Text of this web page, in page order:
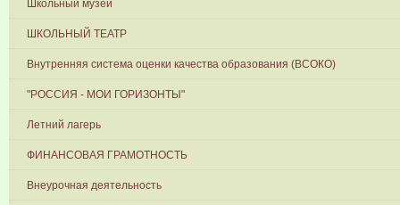
Школьный музей
ШКОЛЬНЫЙ ТЕАТР
Внутренняя система оценки качества образования (ВСОКО)
"РОССИЯ - МОИ ГОРИЗОНТЫ"
Летний лагерь
ФИНАНСОВАЯ ГРАМОТНОСТЬ
Внеурочная деятельность